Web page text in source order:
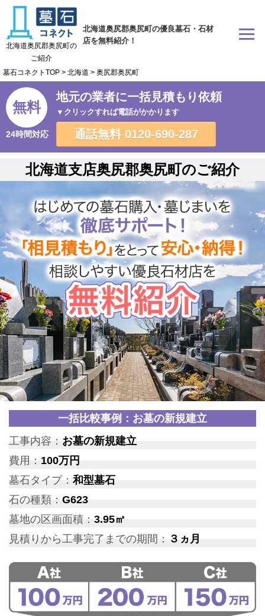
北海道奥尻郡奥尻町の優良墓石・石材
店を無料紹介！
北海道奥尻郡奥尻町の
ご紹介
墓石コネクトTOP > 北海道 > 奥尻郡奥尻町
無料
24時間対応
地元の業者に一括見積もり依頼
▼クリックすれば電話がかかります
通話無料 0120-690-287
北海道支店奥尻郡奥尻町のご紹介
一括比較事例：お墓の新規建立
工事内容： お墓の新規建立
費用： 100万円
墓石タイプ：和型墓石
石の種類： G623
墓地の区画面積： 3.95㎡
見積りから工事完了までの期間： ３ヵ月